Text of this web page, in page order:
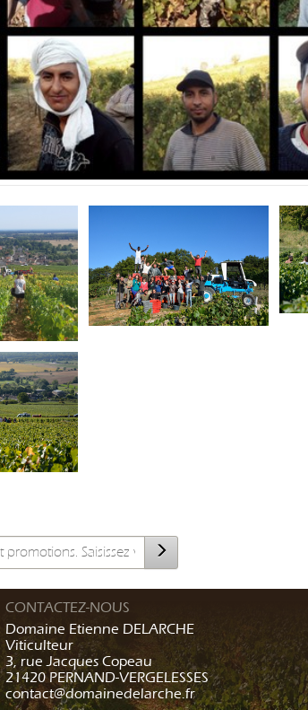
CONTACTEZ-NOUS
Domaine Etienne DELARCHE
Viticulteur
3, rue Jacques Copeau
21420 PERNAND-VERGELESSES
contact@domainedelarche.fr